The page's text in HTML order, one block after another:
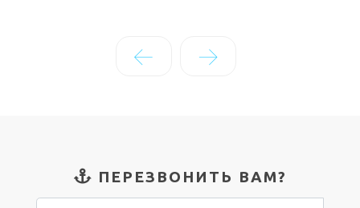
← →
ПЕРЕЗВОНИТЬ ВАМ?